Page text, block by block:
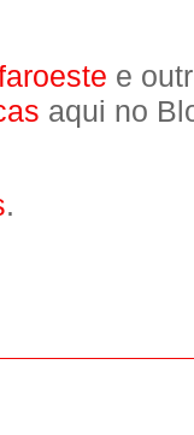
e
aqui no
.